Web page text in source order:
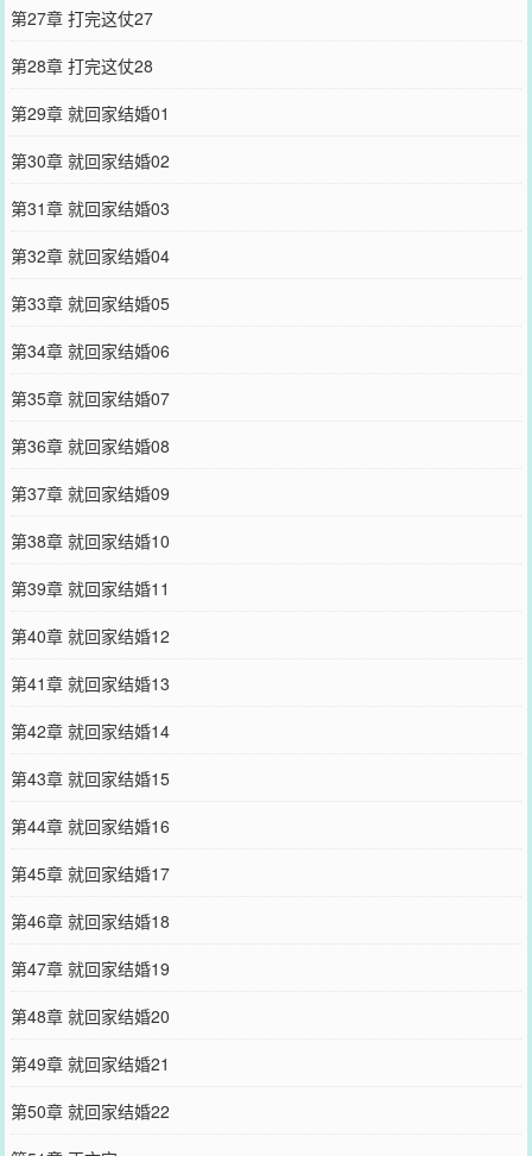
第27章 打完这仗27
第28章 打完这仗28
第29章 就回家结婚01
第30章 就回家结婚02
第31章 就回家结婚03
第32章 就回家结婚04
第33章 就回家结婚05
第34章 就回家结婚06
第35章 就回家结婚07
第36章 就回家结婚08
第37章 就回家结婚09
第38章 就回家结婚10
第39章 就回家结婚11
第40章 就回家结婚12
第41章 就回家结婚13
第42章 就回家结婚14
第43章 就回家结婚15
第44章 就回家结婚16
第45章 就回家结婚17
第46章 就回家结婚18
第47章 就回家结婚19
第48章 就回家结婚20
第49章 就回家结婚21
第50章 就回家结婚22